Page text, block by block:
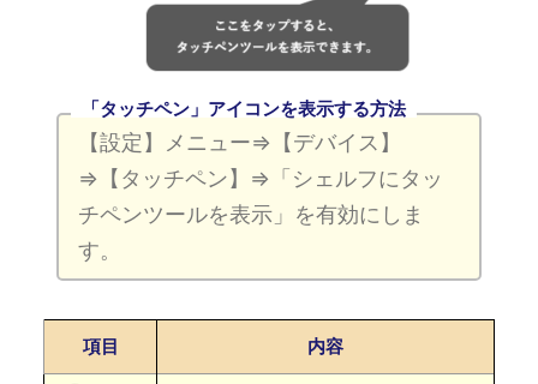
「タッチペン」アイコンを表示する方法
【設定】メニュー⇒【デバイス】
⇒【タッチペン】⇒「シェルフにタッ
チペンツールを表示」を有効にしま
す。
項目 内容